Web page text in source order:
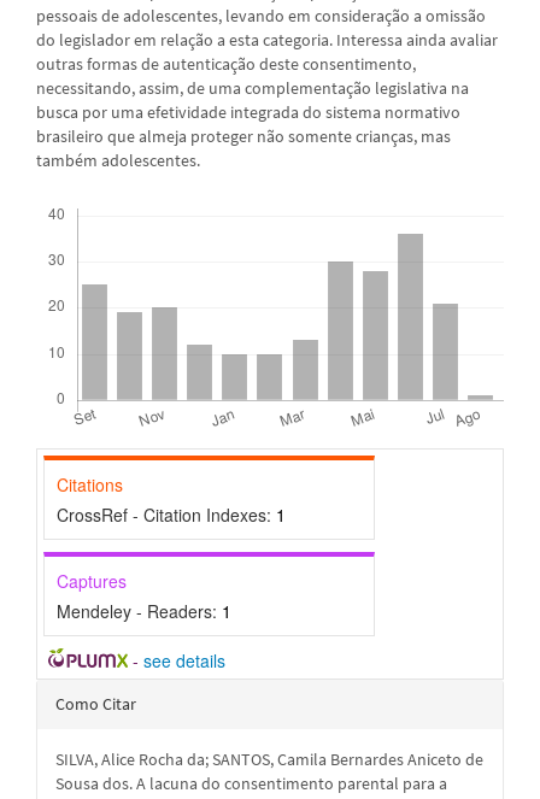
pessoais de adolescentes, levando em consideração a omissão
do legislador em relação a esta categoria. Interessa ainda avaliar
outras formas de autenticação deste consentimento,
necessitando, assim, de uma complementação legislativa na
busca por uma efetividade integrada do sistema normativo
brasileiro que almeja proteger não somente crianças, mas
também adolescentes.
Citations
CrossRef - Citation Indexes: 1
Captures
Mendeley - Readers: 1
- see details
Detalhes
artigo
Como Citar
SILVA, Alice Rocha da; SANTOS, Camila Bernardes Aniceto de
Sousa dos. A lacuna do consentimento parental para a